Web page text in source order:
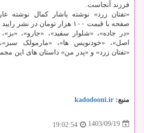
فرزند آنجاست.
صفحه با قیمت ۱۰۰ هزار تومان در نشر رایبد راهی بازار کتاب شد.
«در جاده»، «شلوار سفید»، «جارو»،
اصل»، «خودنویس ها»، «مارمولک
«تفتان زرد» و «پدر من» داستان های این
منبع: kadodooni.ir
1403/09/19
19:02:54